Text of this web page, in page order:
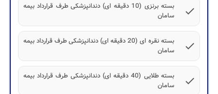
check
بسته برنزی (10 دقیقه ای) دندانپزشکی طرف قرارداد بیمه
سامان
check
بسته نقره ای (20 دقیقه ای) دندانپزشکی طرف قرارداد بیمه
سامان
check
بسته طلایی (40 دقیقه ای) دندانپزشکی طرف قرارداد بیمه
سامان